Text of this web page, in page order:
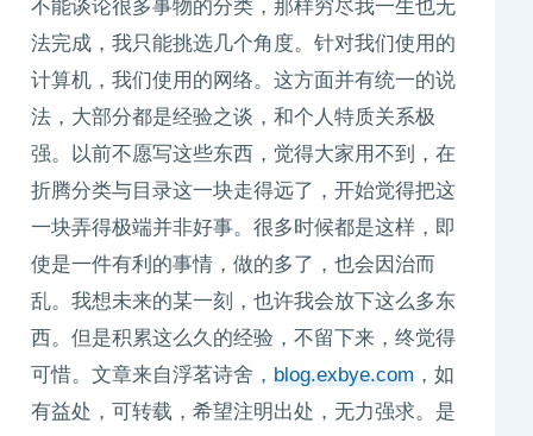
不能谈论很多事物的分类，那样穷尽我一生也无
法完成，我只能挑选几个角度。针对我们使用的
计算机，我们使用的网络。这方面并有统一的说
法，大部分都是经验之谈，和个人特质关系极
强。以前不愿写这些东西，觉得大家用不到，在
折腾分类与目录这一块走得远了，开始觉得把这
一块弄得极端并非好事。很多时候都是这样，即
使是一件有利的事情，做的多了，也会因治而
乱。我想未来的某一刻，也许我会放下这么多东
西。但是积累这么久的经验，不留下来，终觉得
可惜。文章来自浮茗诗舍， blog.exbye.com ，如
有益处，可转载，希望注明出处，无力强求。是